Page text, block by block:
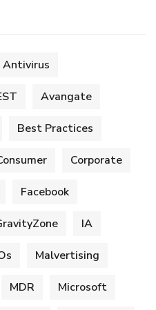
Antivirus
Avangate
Best Practices
Corporate
Facebook
IA
Malvertising
MDR Microsoft